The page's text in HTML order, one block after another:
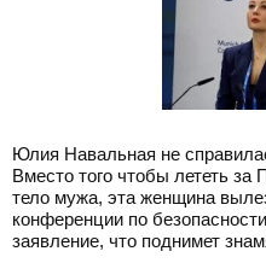
Юлия Навальная не
Вместо того чтобы лететь за
тело мужа, эта женщина
конференции по
заявление, что поднимет